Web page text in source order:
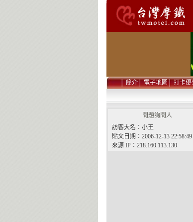
│簡介│電子地圖│打卡優
問題詢問人
訪客大名：小王
貼文日期：2006-12-13 22:58:49
來源 IP：218.160.113.130